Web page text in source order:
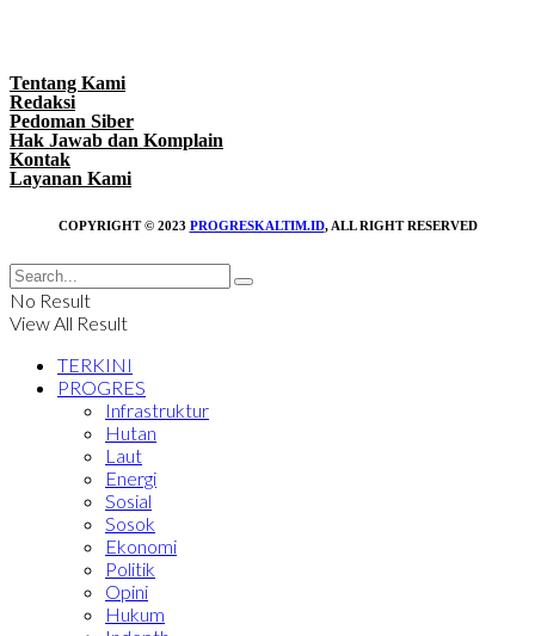
Tentang Kami
Redaksi
Pedoman Siber
Hak Jawab dan Komplain
Kontak
Layanan Kami
COPYRIGHT © 2023 PROGRESKALTIM.ID, ALL RIGHT RESERVED
No Result
View All Result
TERKINI
PROGRES
Infrastruktur
Hutan
Laut
Energi
Sosial
Sosok
Ekonomi
Politik
Opini
Hukum